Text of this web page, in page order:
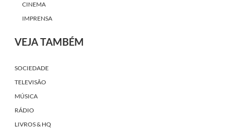
CINEMA
IMPRENSA
VEJA TAMBÉM
SOCIEDADE
TELEVISÃO
MÚSICA
RÁDIO
LIVROS & HQ